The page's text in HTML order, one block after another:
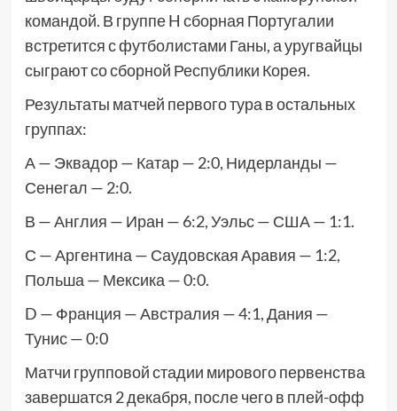
командой. В группе H сборная Португалии
встретится с футболистами Ганы, а уругвайцы
сыграют со сборной Республики Корея.
Результаты матчей первого тура в остальных
группах:
А — Эквадор — Катар — 2:0, Нидерланды —
Сенегал — 2:0.
В — Англия — Иран — 6:2, Уэльс — США — 1:1.
С — Аргентина — Саудовская Аравия — 1:2,
Польша — Мексика — 0:0.
D — Франция — Австралия — 4:1, Дания —
Тунис — 0:0
Матчи групповой стадии мирового первенства
завершатся 2 декабря, после чего в плей-офф